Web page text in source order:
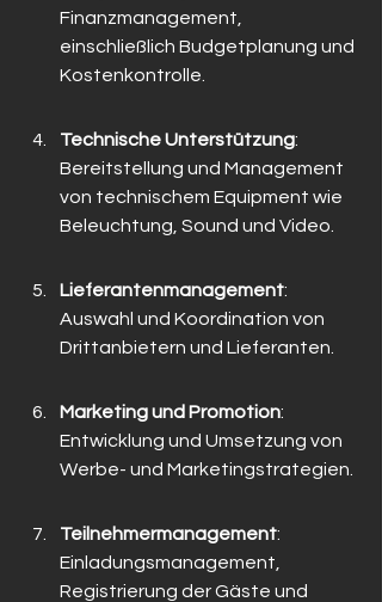
Finanzmanagement,
einschließlich Budgetplanung und
Kostenkontrolle.
Technische Unterstützung:
Bereitstellung und Management
von technischem Equipment wie
Beleuchtung, Sound und Video.
Lieferantenmanagement:
Auswahl und Koordination von
Drittanbietern und Lieferanten.
Marketing und Promotion:
Entwicklung und Umsetzung von
Werbe- und Marketingstrategien.
Teilnehmermanagement:
Einladungsmanagement,
Registrierung der Gäste und